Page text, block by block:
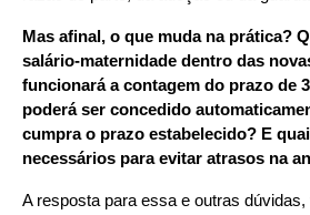
Mas afinal, o que muda na prática?
salário-maternidade dentro das
funcionará a contagem do prazo de
poderá ser concedido
cumpra o prazo estabelecido? E
necessários para evitar atrasos na
A resposta para essa e outras